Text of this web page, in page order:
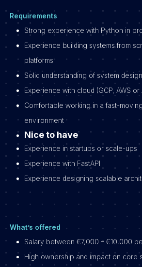
Requirements
Strong experience with Python in
Experience building systems from
platforms
Solid understanding of system
Experience with cloud (GCP, AWS or
Comfortable working in a fast-
environment
Nice to have
Experience in startups or scale-ups
Experience with FastAPI
Experience designing scalable
What’s offered
Salary between €7,000 – €10,000
High ownership and impact on core